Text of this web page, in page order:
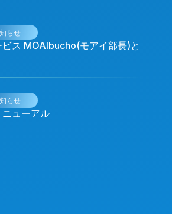
らせ
ス MOAIbucho(モアイ部長)と
らせ
ューアル